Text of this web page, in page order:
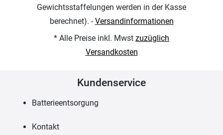
Gewichtsstaffelungen werden in der Kasse
berechnet). -Versandinformationen
* Alle Preise inkl. Mwst zuzüglich
Versandkosten
Kundenservice
Batterieentsorgung
Kontakt